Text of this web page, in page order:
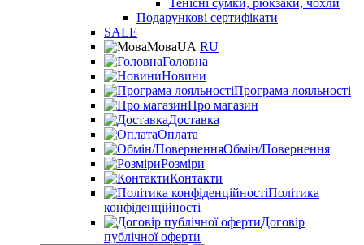
Тенісні сумки, рюкзаки, чохли
Подарункові сертифікати
SALE
МоваUA RU
Головна
Новини
Програма лояльності
Про магазин
Доставка
Оплата
Обмін/Повернення
Розміри
Контакти
Політика
конфіденційності
Договір
публічної оферти